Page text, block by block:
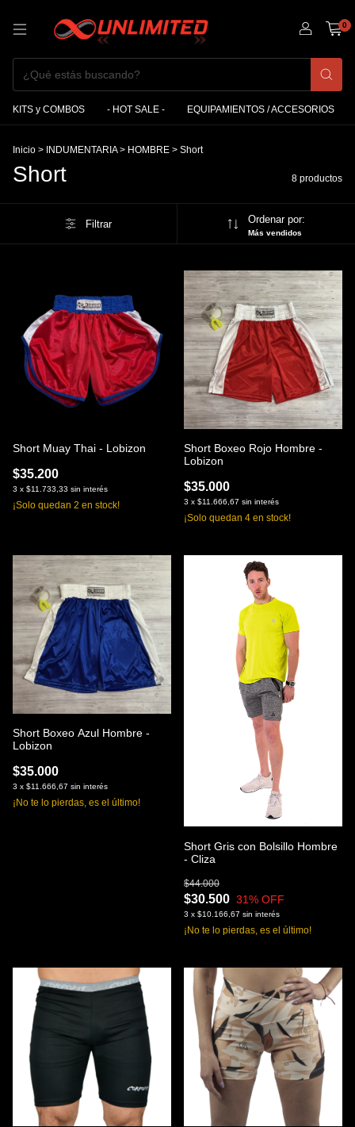
0
KITS y COMBOS - HOT SALE - EQUIPAMIENTOS / ACCESORIOS
Inicio > INDUMENTARIA > HOMBRE > Short
Short 8 productos
Filtrar Ordenar por:
Más vendidos
Short Muay Thai - Lobizon
$35.200
3 x $11.733,33 sin interés
¡Solo quedan 2 en stock!
Short Boxeo Rojo Hombre -
Lobizon
$35.000
3 x $11.666,67 sin interés
¡Solo quedan 4 en stock!
Short Boxeo Azul Hombre -
Lobizon
$35.000
3 x $11.666,67 sin interés
¡No te lo pierdas, es el último!
Short Gris con Bolsillo Hombre
- Cliza
$30.500
$44.000
31% OFF
3 x $10.166,67 sin interés
¡No te lo pierdas, es el último!